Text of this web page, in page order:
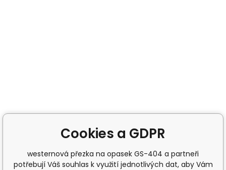
Cookies a GDPR
westernová přezka na opasek GS-404 a partneři
potřebují Váš souhlas k využití jednotlivých dat, aby Vám